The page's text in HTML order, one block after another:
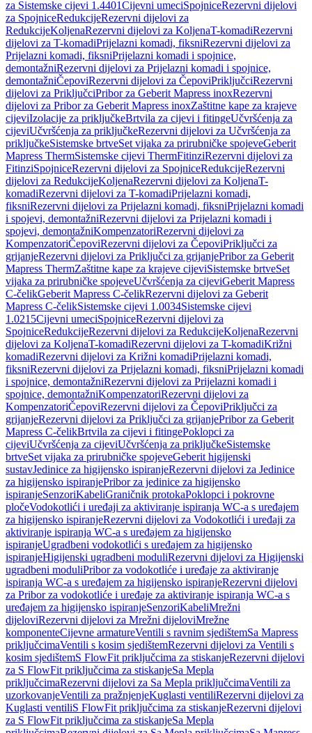
za Sistemske cijevi 1.4401Cijevni umeciSpojniceRezervni dijelovi
za SpojniceRedukcijeRezervni dijelovi za
RedukcijeKoljenaRezervni dijelovi za KoljenaT-komadiRezervni
dijelovi za T-komadiPrijelazni komadi, fiksniRezervni dijelovi za
Prijelazni komadi, fiksniPrijelazni komadi i spojnice,
demontažniRezervni dijelovi za Prijelazni komadi i spojnice,
demontažniČepoviRezervni dijelovi za ČepoviPriključciRezervni
dijelovi za PriključciPribor za Geberit Mapress inoxRezervni
dijelovi za Pribor za Geberit Mapress inoxZaštitne kape za krajeve
cijeviIzolacije za priključkeBrtvila za cijevi i fitingeUčvršćenja za
cijeviUčvršćenja za priključkeRezervni dijelovi za Učvršćenja za
priključkeSistemske brtveSet vijaka za prirubničke spojeveGeberit
Mapress ThermSistemske cijevi ThermFitinziRezervni dijelovi za
FitinziSpojniceRezervni dijelovi za SpojniceRedukcijeRezervni
dijelovi za RedukcijeKoljenaRezervni dijelovi za KoljenaT-
komadiRezervni dijelovi za T-komadiPrijelazni komadi,
fiksniRezervni dijelovi za Prijelazni komadi, fiksniPrijelazni komadi
i spojevi, demontažniRezervni dijelovi za Prijelazni komadi i
spojevi, demontažniKompenzatoriRezervni dijelovi za
KompenzatoriČepoviRezervni dijelovi za ČepoviPriključci za
grijanjeRezervni dijelovi za Priključci za grijanjePribor za Geberit
Mapress ThermZaštitne kape za krajeve cijeviSistemske brtveSet
vijaka za prirubničke spojeveUčvršćenja za cijeviGeberit Mapress
C-čelikGeberit Mapress C-čelikRezervni dijelovi za Geberit
Mapress C-čelikSistemske cijevi 1.0034Sistemske cijevi
1.0215Cijevni umeciSpojniceRezervni dijelovi za
SpojniceRedukcijeRezervni dijelovi za RedukcijeKoljenaRezervni
dijelovi za KoljenaT-komadiRezervni dijelovi za T-komadiKrižni
komadiRezervni dijelovi za Križni komadiPrijelazni komadi,
fiksniRezervni dijelovi za Prijelazni komadi, fiksniPrijelazni komadi
i spojnice, demontažniRezervni dijelovi za Prijelazni komadi i
spojnice, demontažniKompenzatoriRezervni dijelovi za
KompenzatoriČepoviRezervni dijelovi za ČepoviPriključci za
grijanjeRezervni dijelovi za Priključci za grijanjePribor za Geberit
Mapress C-čelikBrtvila za cijevi i fitingePoklopci za
cijeviUčvršćenja za cijeviUčvršćenja za priključkeSistemske
brtveSet vijaka za prirubničke spojeveGeberit higijenski
sustavJedinice za higijensko ispiranjeRezervni dijelovi za Jedinice
za higijensko ispiranjePribor za jedinice za higijensko
ispiranjeSenzoriKabeliGraničnik protokaPoklopci i pokrovne
pločeVodokotlići i uređaji za aktiviranje ispiranja WC-a s uređajem
za higijensko ispiranjeRezervni dijelovi za Vodokotlići i uređaji za
aktiviranje ispiranja WC-a s uređajem za higijensko
ispiranjeUgradbeni vodokotlići s uređajem za higijensko
ispiranjeHigijenski ugradbeni moduliRezervni dijelovi za Higijenski
ugradbeni moduliPribor za vodokotliće i uređaje za aktiviranje
ispiranja WC-a s uređajem za higijensko ispiranjeRezervni dijelovi
za Pribor za vodokotliće i uređaje za aktiviranje ispiranja WC-a s
uređajem za higijensko ispiranjeSenzoriKabeliMrežni
dijeloviRezervni dijelovi za Mrežni dijeloviMrežne
komponenteCijevne armatureVentili s ravnim sjedištemSa Mapress
priključcimaVentili s kosim sjedištemRezervni dijelovi za Ventili s
kosim sjedištemS FlowFit priključcima za stiskanjeRezervni dijelovi
za S FlowFit priključcima za stiskanjeSa Mepla
priključcimaRezervni dijelovi za Sa Mepla priključcimaVentili za
uzorkovanjeVentili za pražnjenjeKuglasti ventiliRezervni dijelovi za
Kuglasti ventiliS FlowFit priključcima za stiskanjeRezervni dijelovi
za S FlowFit priključcima za stiskanjeSa Mepla